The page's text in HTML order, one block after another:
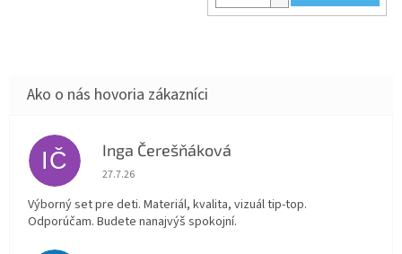
IČ Inga Čerešňáková
Hodnotenie obchodu je 5 z 5 hviezdičiek.
27.7.26
Výborný set pre deti. Materiál, kvalita, vizuál tip-top.
Odporúčam. Budete nanajvýš spokojní.